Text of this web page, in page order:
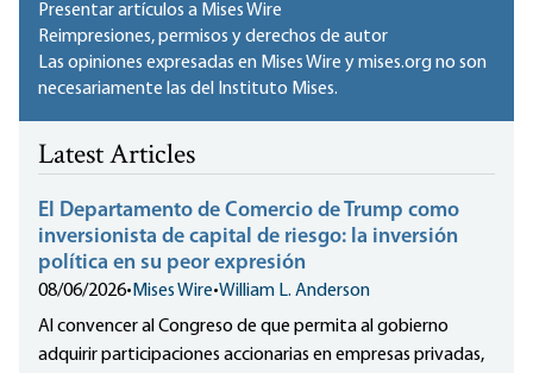
Presentar artículos a Mises Wire
Reimpresiones, permisos y derechos de autor
Las opiniones expresadas en Mises Wire y mises.org no son
necesariamente las del Instituto Mises.
Latest Articles
El Departamento de Comercio de Trump como
inversionista de capital de riesgo: la inversión
política en su peor expresión
08/06/2026• Mises Wire•William L. Anderson
Al convencer al Congreso de que permita al gobierno
adquirir participaciones accionarias en empresas privadas,